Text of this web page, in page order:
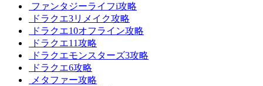
ファンタジーライフi攻略
ドラクエ3リメイク攻略
ドラクエ10オフライン攻略
ドラクエ11攻略
ドラクエモンスターズ3攻略
ドラクエ6攻略
メタファー攻略